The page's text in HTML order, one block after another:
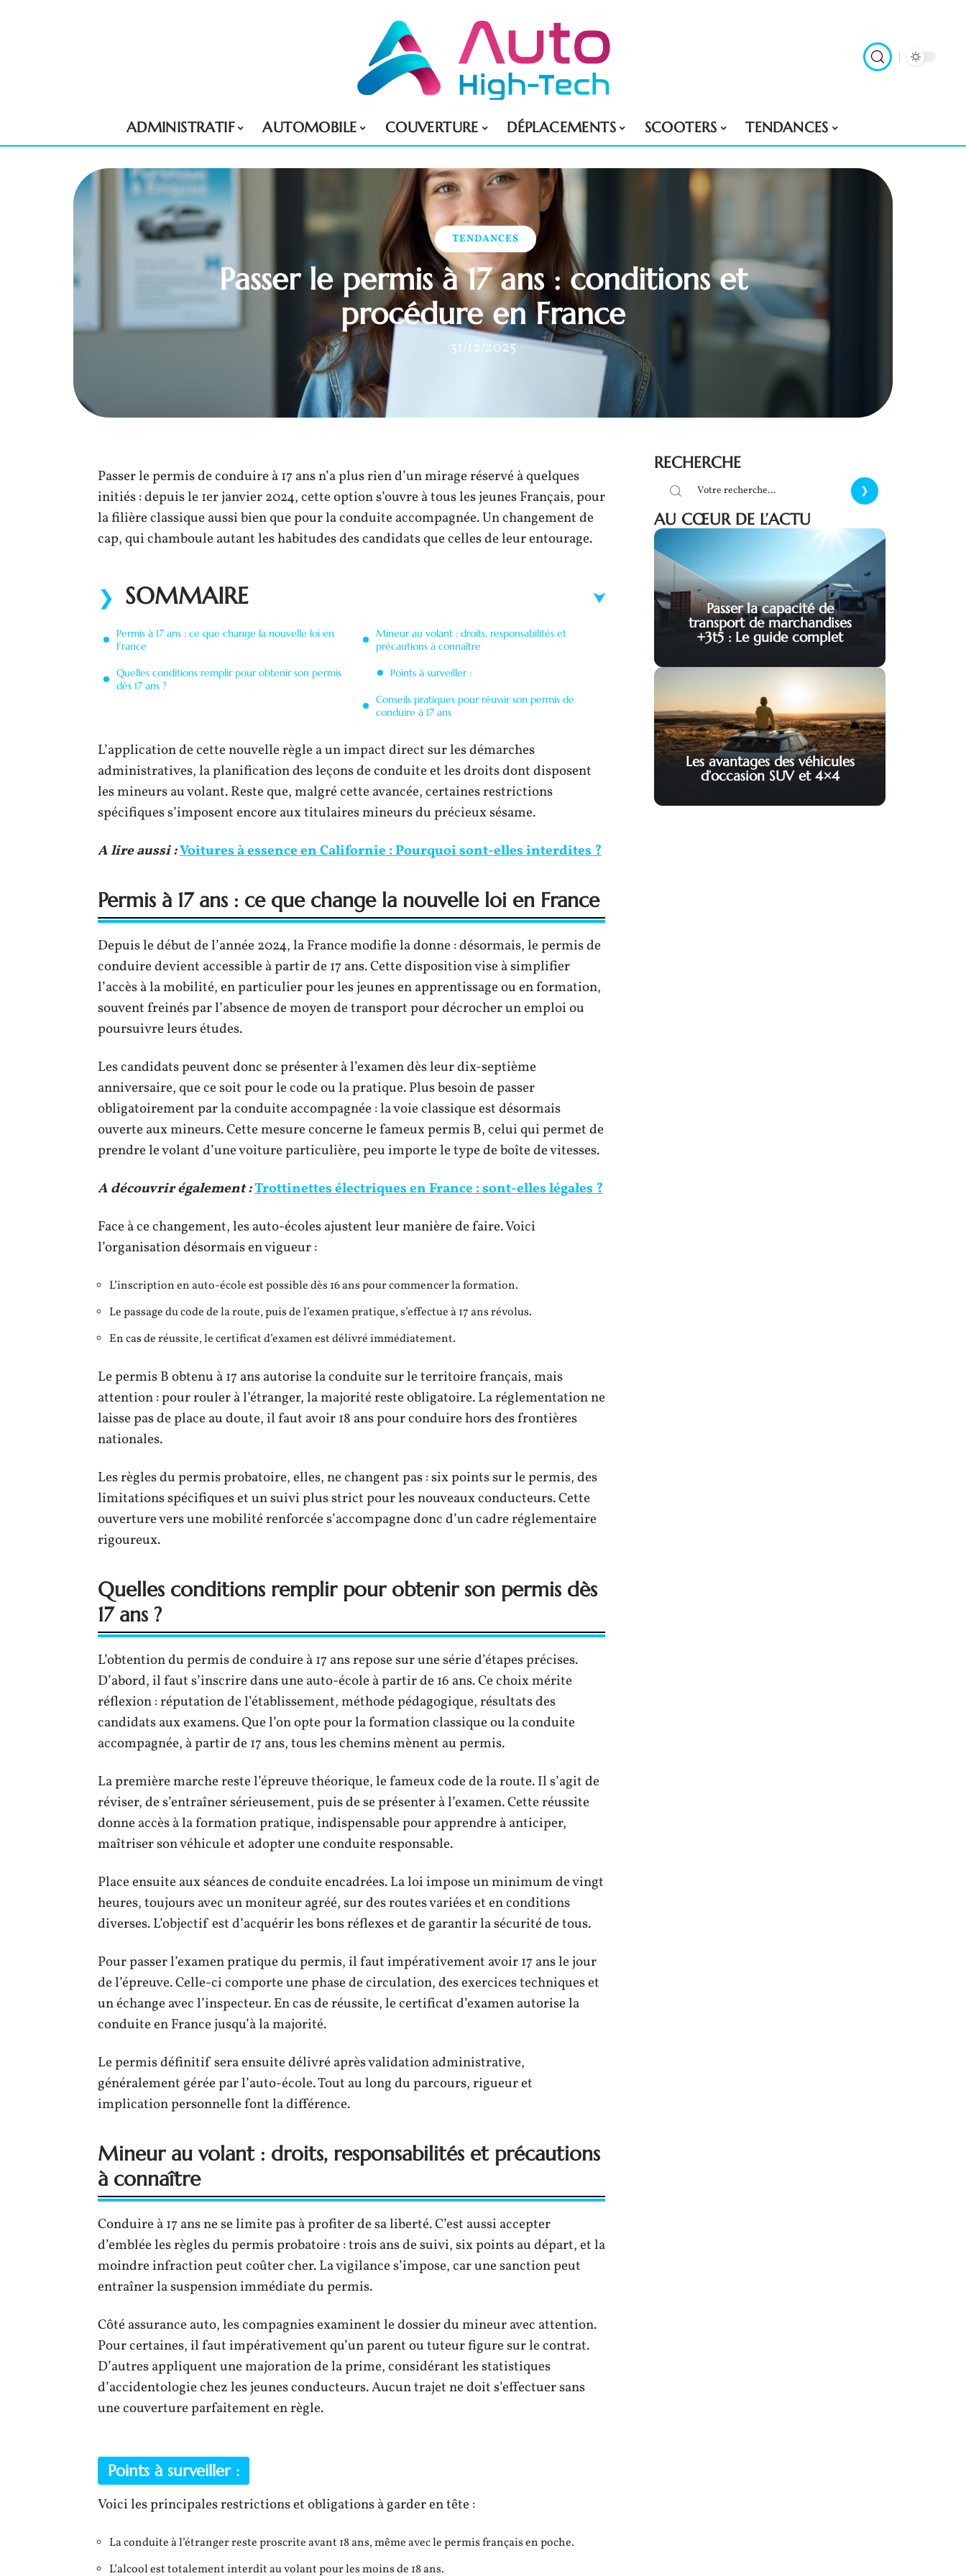
ADMINISTRATIF AUTOMOBILE COUVERTURE DÉPLACEMENTS SCOOTERS TENDANCES
TENDANCES
Passer le permis à 17 ans : conditions et
procédure en France
31/12/2025
Passer le permis de conduire à 17 ans n’a plus rien d’un mirage réservé à quelques
initiés : depuis le 1er janvier 2024, cette option s’ouvre à tous les jeunes Français, pour
la filière classique aussi bien que pour la conduite accompagnée. Un changement de
cap, qui chamboule autant les habitudes des candidats que celles de leur entourage.
SOMMAIRE
Permis à 17 ans : ce que change la nouvelle loi en
France
Quelles conditions remplir pour obtenir son permis
dès 17 ans ?
Mineur au volant : droits, responsabilités et
précautions à connaître
Points à surveiller :
Conseils pratiques pour réussir son permis de
conduire à 17 ans
L’application de cette nouvelle règle a un impact direct sur les démarches
administratives, la planification des leçons de conduite et les droits dont disposent
les mineurs au volant. Reste que, malgré cette avancée, certaines restrictions
spécifiques s’imposent encore aux titulaires mineurs du précieux sésame.
A lire aussi :Voitures à essence en Californie : Pourquoi sont-elles interdites ?
Permis à 17 ans : ce que change la nouvelle loi en France
Depuis le début de l’année 2024, la France modifie la donne : désormais, le permis de
conduire devient accessible à partir de 17 ans. Cette disposition vise à simplifier
l’accès à la mobilité, en particulier pour les jeunes en apprentissage ou en formation,
souvent freinés par l’absence de moyen de transport pour décrocher un emploi ou
poursuivre leurs études.
Les candidats peuvent donc se présenter à l’examen dès leur dix-septième
anniversaire, que ce soit pour le code ou la pratique. Plus besoin de passer
obligatoirement par la conduite accompagnée : la voie classique est désormais
ouverte aux mineurs. Cette mesure concerne le fameux permis B, celui qui permet de
prendre le volant d’une voiture particulière, peu importe le type de boîte de vitesses.
A découvrir également :Trottinettes électriques en France : sont-elles légales ?
Face à ce changement, les auto-écoles ajustent leur manière de faire. Voici
l’organisation désormais en vigueur :
L’inscription en auto-école est possible dès 16 ans pour commencer la formation.
Le passage du code de la route, puis de l’examen pratique, s’effectue à 17 ans révolus.
En cas de réussite, le certificat d’examen est délivré immédiatement.
Le permis B obtenu à 17 ans autorise la conduite sur le territoire français, mais
attention : pour rouler à l’étranger, la majorité reste obligatoire. La réglementation ne
laisse pas de place au doute, il faut avoir 18 ans pour conduire hors des frontières
nationales.
Les règles du permis probatoire, elles, ne changent pas : six points sur le permis, des
limitations spécifiques et un suivi plus strict pour les nouveaux conducteurs. Cette
ouverture vers une mobilité renforcée s’accompagne donc d’un cadre réglementaire
rigoureux.
Quelles conditions remplir pour obtenir son permis dès
17 ans ?
L’obtention du permis de conduire à 17 ans repose sur une série d’étapes précises.
D’abord, il faut s’inscrire dans une auto-école à partir de 16 ans. Ce choix mérite
réflexion : réputation de l’établissement, méthode pédagogique, résultats des
candidats aux examens. Que l’on opte pour la formation classique ou la conduite
accompagnée, à partir de 17 ans, tous les chemins mènent au permis.
La première marche reste l’épreuve théorique, le fameux code de la route. Il s’agit de
réviser, de s’entraîner sérieusement, puis de se présenter à l’examen. Cette réussite
donne accès à la formation pratique, indispensable pour apprendre à anticiper,
maîtriser son véhicule et adopter une conduite responsable.
Place ensuite aux séances de conduite encadrées. La loi impose un minimum de vingt
heures, toujours avec un moniteur agréé, sur des routes variées et en conditions
diverses. L’objectif est d’acquérir les bons réflexes et de garantir la sécurité de tous.
Pour passer l’examen pratique du permis, il faut impérativement avoir 17 ans le jour
de l’épreuve. Celle-ci comporte une phase de circulation, des exercices techniques et
un échange avec l’inspecteur. En cas de réussite, le certificat d’examen autorise la
conduite en France jusqu’à la majorité.
Le permis définitif sera ensuite délivré après validation administrative,
généralement gérée par l’auto-école. Tout au long du parcours, rigueur et
implication personnelle font la différence.
Mineur au volant : droits, responsabilités et précautions
à connaître
Conduire à 17 ans ne se limite pas à profiter de sa liberté. C’est aussi accepter
d’emblée les règles du permis probatoire : trois ans de suivi, six points au départ, et la
moindre infraction peut coûter cher. La vigilance s’impose, car une sanction peut
entraîner la suspension immédiate du permis.
Côté assurance auto, les compagnies examinent le dossier du mineur avec attention.
Pour certaines, il faut impérativement qu’un parent ou tuteur figure sur le contrat.
D’autres appliquent une majoration de la prime, considérant les statistiques
d’accidentologie chez les jeunes conducteurs. Aucun trajet ne doit s’effectuer sans
une couverture parfaitement en règle.
Points à surveiller :
Voici les principales restrictions et obligations à garder en tête :
La conduite à l’étranger reste proscrite avant 18 ans, même avec le permis français en poche.
L’alcool est totalement interdit au volant pour les moins de 18 ans.
RECHERCHE
AU CŒUR DE L’ACTU
Passer la capacité de
transport de marchandises
+3t5 : Le guide complet
Les avantages des véhicules
d’occasion SUV et 4×4